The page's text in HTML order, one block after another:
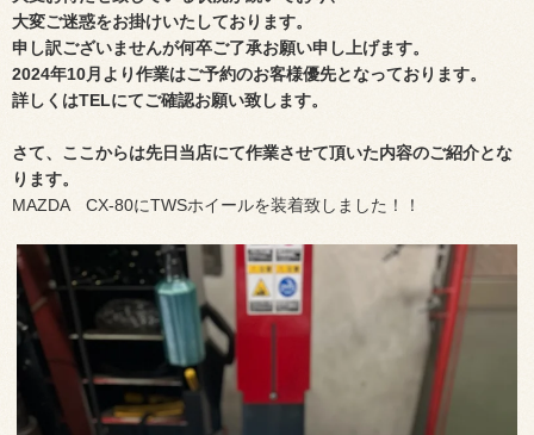
大変ご迷惑をお掛けいたしております。
申し訳ございませんが何卒ご了承お願い申し上げます。
2024年10月より作業はご予約のお客様優先となっております。
詳しくはTELにてご確認お願い致します。
さて、ここからは先日当店にて作業させて頂いた内容のご紹介とな
ります。
MAZDA CX-80にTWSホイールを装着致しました！！